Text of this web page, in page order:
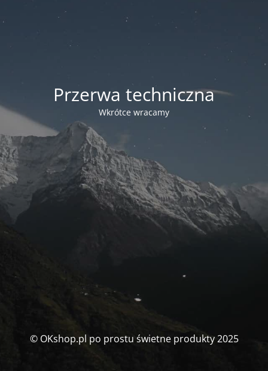
Przerwa techniczna
Wkrótce wracamy
© OKshop.pl po prostu świetne produkty 2025